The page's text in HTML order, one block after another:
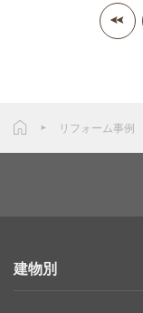
リフォーム事例
建物別